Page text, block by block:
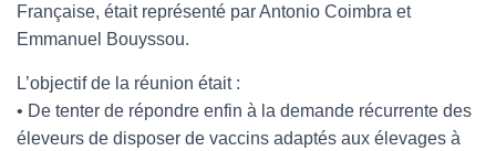
Française, était représenté par Antonio Coimbra et
Emmanuel Bouyssou.
L’objectif de la réunion était :
• De tenter de répondre enfin à la demande récurrente des
éleveurs de disposer de vaccins adaptés aux élevages à